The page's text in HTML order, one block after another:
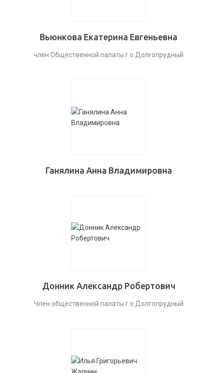
Вьюнкова Екатерина Евгеньевна
член Общественной палаты г.о.Долгопрудный
Ганялина Анна Владимировна
Донник Александр Робертович
Член общественной палаты г.о.Долгопрудный